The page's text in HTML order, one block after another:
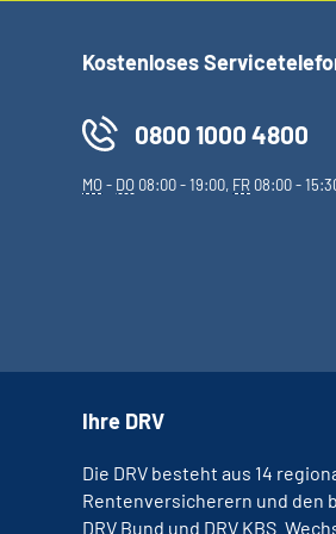
Kostenloses
0800 1000 4800
MO- DO 08:00 - 19:00, FR 08:00 -
Ihre DRV
Die DRV besteht aus 14
Rentenversicherern und den
DRV Bund und DRV KBS.